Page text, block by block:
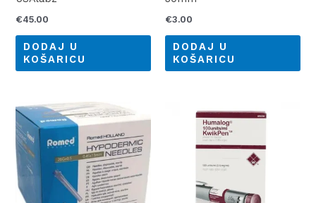
€45.00
DODAJ U
KOŠARICU
€3.00
DODAJ U
KOŠARICU